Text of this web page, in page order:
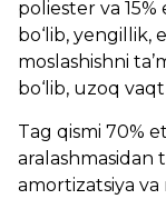
poliester va
bo‘lib, yengillik,
moslashishni
bo‘lib, uzoq
Tag qismi 70%
aralashmasidan
amortizatsiya